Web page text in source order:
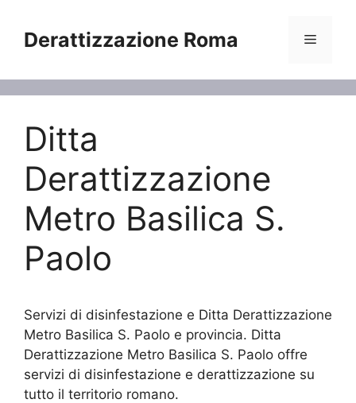
contenuto
Derattizzazione Roma Menu
Ditta
Derattizzazione
Metro Basilica S.
Paolo
Servizi di disinfestazione e Ditta Derattizzazione
Metro Basilica S. Paolo e provincia. Ditta
Derattizzazione Metro Basilica S. Paolo offre
servizi di disinfestazione e derattizzazione su
tutto il territorio romano.